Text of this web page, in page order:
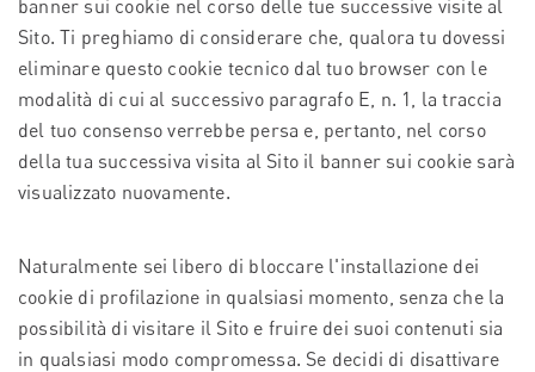
banner sui cookie nel corso delle tue successive visite al
Sito. Ti preghiamo di considerare che, qualora tu dovessi
eliminare questo cookie tecnico dal tuo browser con le
modalità di cui al successivo paragrafo E, n. 1, la traccia
del tuo consenso verrebbe persa e, pertanto, nel corso
della tua successiva visita al Sito il banner sui cookie sarà
visualizzato nuovamente.
Naturalmente sei libero di bloccare l'installazione dei
cookie di profilazione in qualsiasi momento, senza che la
possibilità di visitare il Sito e fruire dei suoi contenuti sia
in qualsiasi modo compromessa. Se decidi di disattivare